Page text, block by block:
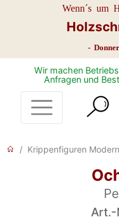
Wenn´s um
-
Wir machen
Anfragen und
Krippenfiguren Modern
Art.-